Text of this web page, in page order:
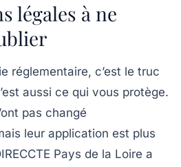
légales à ne
réglementaire, c’est le truc
aussi ce qui vous protège.
pas changé
leur application est plus
Pays de la Loire a